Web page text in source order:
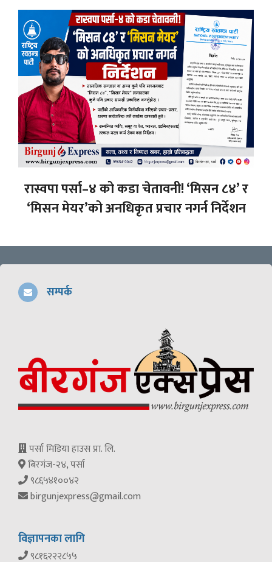
रास्वपा पर्सा–४ को कडा चेतावनी! ‘मिसन ८४’ र
‘मिसन मेयर’को अनधिकृत प्रचार नगर्न निर्देशन
सम्पर्क
पर्सा मिडिया हाउस प्रा. लि.
बिरगंज-२४, पर्सा
९८६५४१००४२
birgunjexpress@gmail.com
विज्ञापनका लागि
९८१६२२२८५५